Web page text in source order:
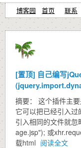
博客园 首页 联系
[置顶] 自己编写
摘要： 这个插件主
它可以把已经引入
引入相同的文件就
age.jsp"); 或
载html 阅读全文